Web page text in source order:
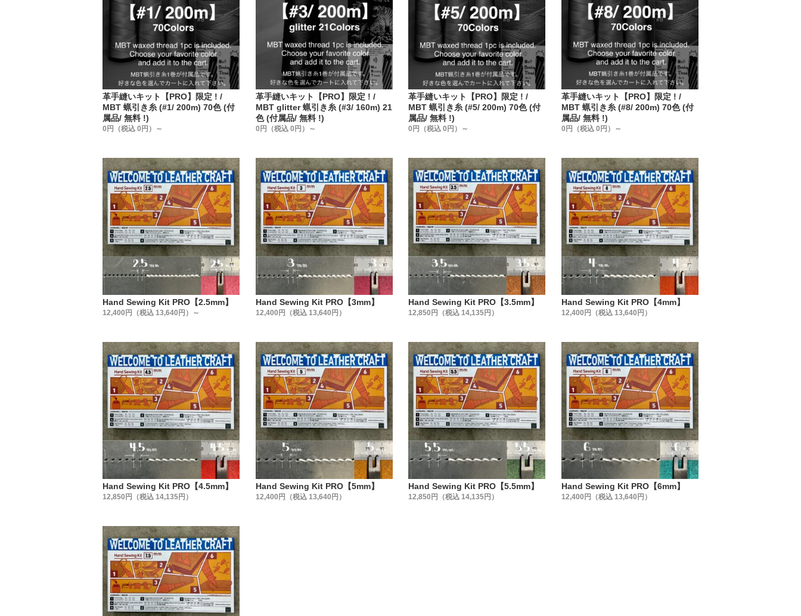
革手縫いキット【PRO】限定 ! /
MBT 蝋引き糸 (#1/ 200m) 70色 (付
属品/ 無料 !)
0円（税込 0円）～
革手縫いキット【PRO】限定 ! /
MBT glitter 蝋引き糸 (#3/ 160m) 21
色 (付属品/ 無料 !)
0円（税込 0円）～
革手縫いキット【PRO】限定 ! /
MBT 蝋引き糸 (#5/ 200m) 70色 (付
属品/ 無料 !)
0円（税込 0円）～
革手縫いキット【PRO】限定 ! /
MBT 蝋引き糸 (#8/ 200m) 70色 (付
属品/ 無料 !)
0円（税込 0円）～
Hand Sewing Kit PRO【2.5mm】
12,400円（税込 13,640円）～
Hand Sewing Kit PRO【3mm】
12,400円（税込 13,640円）
Hand Sewing Kit PRO【3.5mm】
12,850円（税込 14,135円）
Hand Sewing Kit PRO【4mm】
12,400円（税込 13,640円）
Hand Sewing Kit PRO【4.5mm】
12,850円（税込 14,135円）
Hand Sewing Kit PRO【5mm】
12,400円（税込 13,640円）
Hand Sewing Kit PRO【5.5mm】
12,850円（税込 14,135円）
Hand Sewing Kit PRO【6mm】
12,400円（税込 13,640円）